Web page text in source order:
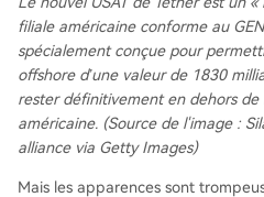
filiale américaine conforme au
spécialement conçue pour
offshore d’une valeur de 1830
rester définitivement en dehors de
américaine. (Source de l'image :
alliance via Getty Images)
Mais les apparences sont